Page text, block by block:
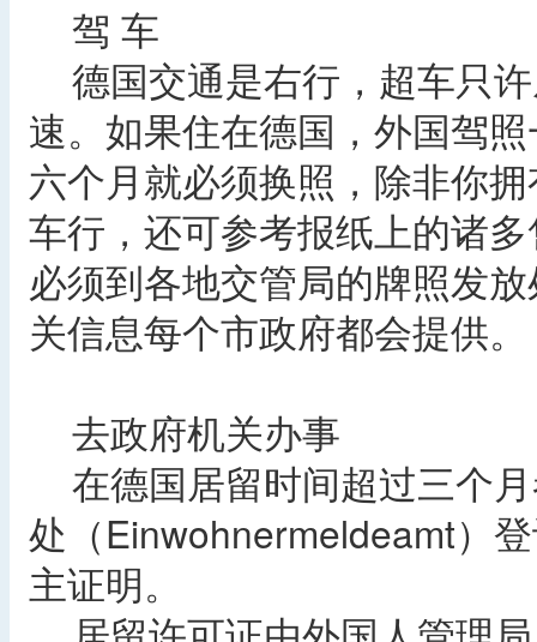
驾 车
德国交通是右行，超车只
速。如果住在德国，外国驾
六个月就必须换照，除非你
车行，还可参考报纸上的诸
必须到各地交管局的牌照发
关信息每个市政府都会提供。
去政府机关办事
在德国居留时间超过三个
处（Einwohnermeldeamt）
主证明。